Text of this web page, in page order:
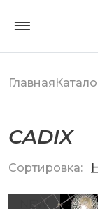
Главная
CADIX
Сортировка: